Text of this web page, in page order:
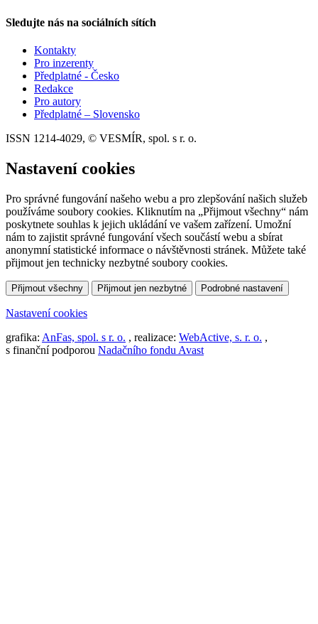
Sledujte nás na sociálních sítích
Kontakty
Pro inzerenty
Předplatné - Česko
Redakce
Pro autory
Předplatné – Slovensko
ISSN 1214-4029, © VESMÍR, spol. s r. o.
Nastavení cookies
Pro správné fungování našeho webu a pro zlepšování našich služeb
používáme soubory cookies. Kliknutím na „Přijmout všechny“ nám
poskytnete souhlas k jejich ukládání ve vašem zařízení. Umožní
nám to zajistit správné fungování všech součástí webu a sbírat
anonymní statistické informace o návštěvnosti stránek. Můžete také
přijmout jen technicky nezbytné soubory cookies.
Přijmout všechny Přijmout jen nezbytné Podrobné nastavení
Nastavení cookies
grafika: AnFas, spol. s r. o. , realizace: WebActive, s. r. o. ,
s finanční podporou Nadačního fondu Avast